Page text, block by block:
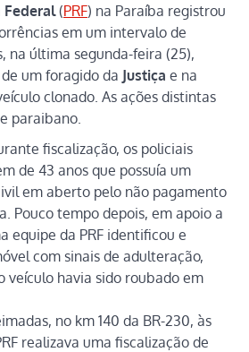
Federal(PRF) na Paraíba registrou
em um intervalo de
na última segunda-feira (25),
um foragido da Justiça e na
clonado. As ações distintas
paraibano.
fiscalização, os policiais
de 43 anos que possuía um
em aberto pelo não pagamento
Pouco tempo depois, em apoio a
equipe da PRF identificou e
com sinais de adulteração,
veículo havia sido roubado em
no km 140 da BR-230, às
realizava uma fiscalização de